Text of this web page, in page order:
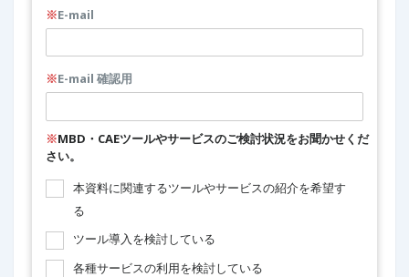
※E-mail
※E-mail 確認用
※MBD・CAEツールやサービスのご検討状況をお聞かせくだ
さい。
本資料に関連するツールやサービスの紹介を希望す
る
ツール導入を検討している
各種サービスの利用を検討している